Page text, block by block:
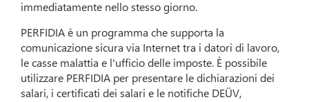
immediatamente nello stesso giorno.
PERFIDIA è un programma che supporta la
comunicazione sicura via Internet tra i datori di lavoro,
le casse malattia e l'ufficio delle imposte. È possibile
utilizzare PERFIDIA per presentare le dichiarazioni dei
salari, i certificati dei salari e le notifiche DEÜV,